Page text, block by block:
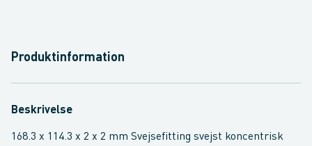
Produktinformation
Beskrivelse
168.3 x 114.3 x 2 x 2 mm Svejsefitting svejst koncentrisk